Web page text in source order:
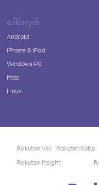
ဒေါင်းလုတ်
Android
iPhone & iPad
Windows PC
Mac
Linux
Rakuten Viki Rakuten Kobo
Rakuten Insight